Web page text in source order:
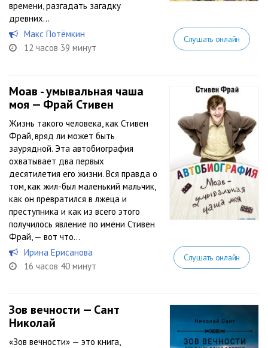
времени, разгадать загадку
древних...
Макс Потёмкин
12 часов 39 минут
Слушать онлайн
Моав - умывальная чаша
моя — Фрай Стивен
Жизнь такого человека, как Стивен
Фрай, вряд ли может быть
заурядной. Эта автобиография
охватывает два первых
десятилетия его жизни. Вся правда о
том, как жил-был маленький мальчик,
как он превратился в лжеца и
преступника и как из всего этого
получилось явление по имени Стивен
Фрай, — вот что...
Ирина Ерисанова
16 часов 40 минут
Слушать онлайн
Зов вечности — Сант
Николай
«Зов вечности» — это книга,